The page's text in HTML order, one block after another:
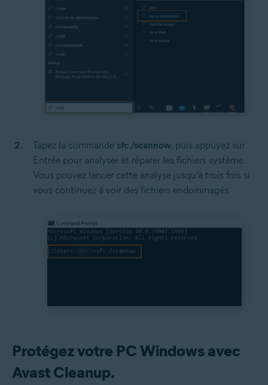
Tapez la commande sfc /scannow, puis appuyez sur
Entrée pour analyser et réparer les fichiers système.
Vous pouvez lancer cette analyse jusqu’à trois fois si
vous continuez à voir des fichiers endommagés.
Protégez votre PC Windows avec
Avast Cleanup.